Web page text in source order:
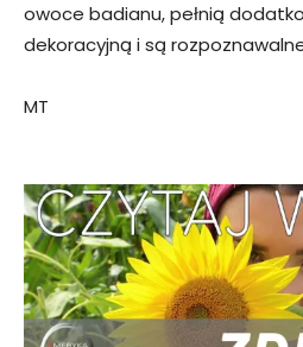
owoce badianu, pełnią
dekoracyjną i są
MT